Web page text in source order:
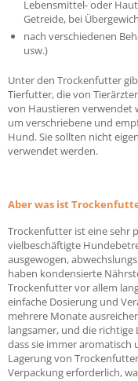
Lebensmittel- oder
Getreide, bei
nach verschiedenen
usw.)
Unter den Trockenfutter
Tierfutter, die von
von Haustieren verwendet
um verschriebene und
Hund. Sie sollten nicht
verwendet werden.
Aber was ist
Trockenfutter ist eine sehr
vielbeschäftigte
ausgewogen,
haben kondensierte
Trockenfutter vor allem
einfache Dosierung und
mehrere Monate
langsamer, und die
dass sie immer
Lagerung von
Verpackung erforderlich,